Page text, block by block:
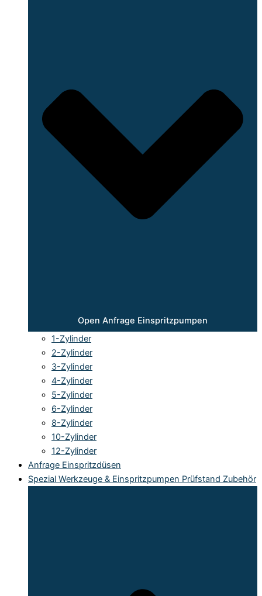
Open Anfrage Einspritzpumpen
1-Zylinder
2-Zylinder
3-Zylinder
4-Zylinder
5-Zylinder
6-Zylinder
8-Zylinder
10-Zylinder
12-Zylinder
Anfrage Einspritzdüsen
Spezial Werkzeuge & Einspritzpumpen Prüfstand Zubehör